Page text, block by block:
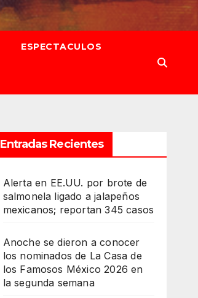
ESPECTACULOS
Entradas Recientes
Alerta en EE.UU. por brote de
salmonela ligado a jalapeños
mexicanos; reportan 345 casos
Anoche se dieron a conocer
los nominados de La Casa de
los Famosos México 2026 en
la segunda semana